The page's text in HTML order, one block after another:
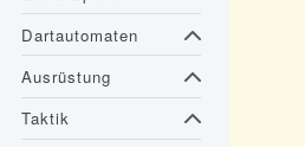
Dartautomaten
Ausrüstung
Taktik